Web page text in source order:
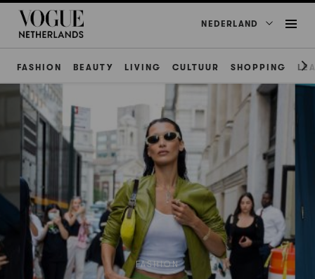
NEDERLAND
FASHION BEAUTY LIVING CULTUUR SHOPPING
FASHION